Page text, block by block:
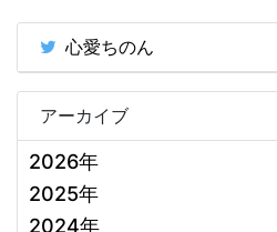
心愛ちのん
アーカイブ
2026年
2025年
2024年